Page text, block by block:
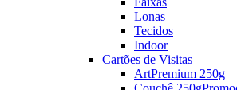
Lonas
Tecidos
Indoor
Cartões de Visitas
ArtPremium 250g